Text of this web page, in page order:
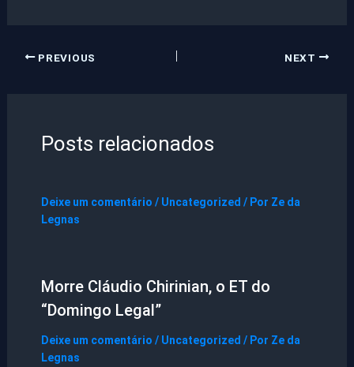
PREVIOUS NEXT
Posts relacionados
Deixe um comentário / Uncategorized / Por Ze da
Legnas
Morre Cláudio Chirinian, o ET do
“Domingo Legal”
Deixe um comentário / Uncategorized / Por Ze da
Legnas